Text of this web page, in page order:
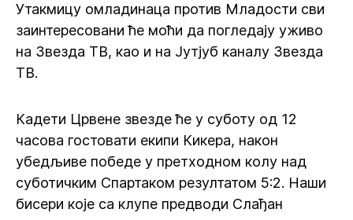
Утакмицу омладинаца против Младости сви
заинтересовани ће моћи да погледају уживо
на Звезда ТВ, као и на Јутјуб каналу Звезда
ТВ.
Кадети Црвене звезде ће у суботу од 12
часова гостовати екипи Кикера, након
убедљиве победе у претходном колу над
суботичким Спартаком резултатом 5:2. Наши
бисери које са клупе предводи Слађан